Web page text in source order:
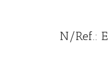
N/Ref.: